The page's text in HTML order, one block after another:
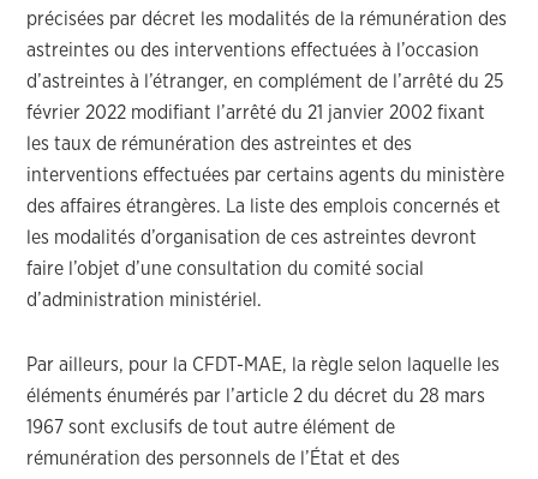
précisées par décret les modalités de la rémunération des
astreintes ou des interventions effectuées à l’occasion
d’astreintes à l’étranger, en complément de l’arrêté du 25
février 2022 modifiant l’arrêté du 21 janvier 2002 fixant
les taux de rémunération des astreintes et des
interventions effectuées par certains agents du ministère
des affaires étrangères. La liste des emplois concernés et
les modalités d’organisation de ces astreintes devront
faire l’objet d’une consultation du comité social
d’administration ministériel.
Par ailleurs, pour la CFDT-MAE, la règle selon laquelle les
éléments énumérés par l’article 2 du décret du 28 mars
1967 sont exclusifs de tout autre élément de
rémunération des personnels de l’État et des